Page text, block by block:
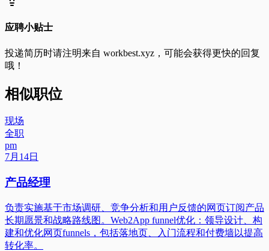
应聘小贴士
投递简历时请注明来自 workbest.xyz ，可能会获得更快的回复
哦！
相似职位
现场
全职
pm
7月14日
产品经理
负责实施基于市场调研、竞争分析和用户反馈的网页订阅产品
长期愿景和战略路线图。Web2App funnel优化：领导设计、构
建和优化网页funnels，包括落地页、入门流程和付费墙以提高
转化率。